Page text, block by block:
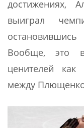
достижениях,
выиграл
Вообще, это
ценителей
между